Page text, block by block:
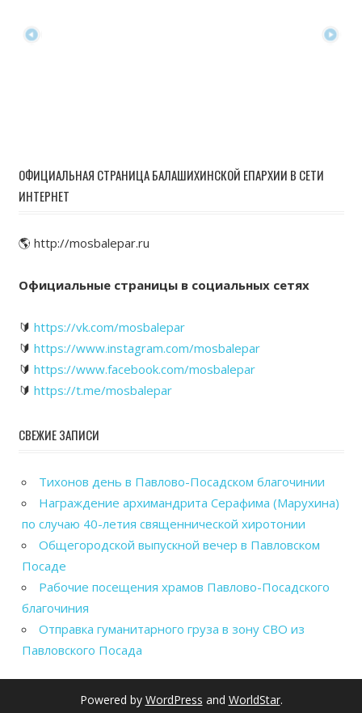
ОФИЦИАЛЬНАЯ СТРАНИЦА БАЛАШИХИНСКОЙ ЕПАРХИИ В СЕТИ
ИНТЕРНЕТ
🌎 http://mosbalepar.ru
Официальные страницы в социальных сетях
🔰 https://vk.com/mosbalepar
🔰 https://www.instagram.com/mosbalepar
🔰 https://www.facebook.com/mosbalepar
🔰 https://t.me/mosbalepar
СВЕЖИЕ ЗАПИСИ
Тихонов день в Павлово-Посадском благочинии
Награждение архимандрита Серафима (Марухина)
по случаю 40-летия священнической хиротонии
Общегородской выпускной вечер в Павловском
Посаде
Рабочие посещения храмов Павлово-Посадского
благочиния
Отправка гуманитарного груза в зону СВО из
Павловского Посада
Powered by WordPress and WorldStar.